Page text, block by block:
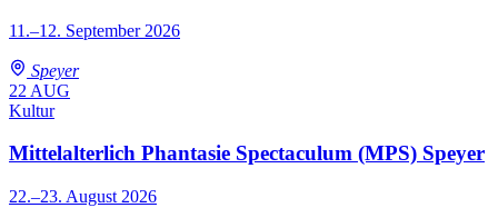
11.–12. September 2026
Speyer
22 AUG
Kultur
Mittelalterlich Phantasie Spectaculum (MPS) Speyer
22.–23. August 2026